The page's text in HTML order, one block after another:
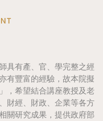
具有產、官、學完整之經
有豐富的經驗，故本院擬
，希望結合講座教授及老
財經、財政、企業等各方
關研究成果，提供政府部